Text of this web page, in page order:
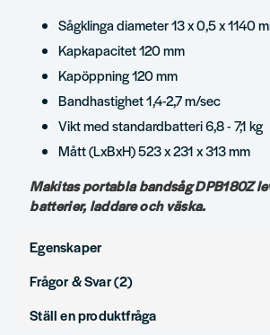
Sågklinga diameter 13 x 0,5 x 1140
Kapkapacitet 120 mm
Kapöppning 120 mm
Bandhastighet 1,4-2,7 m/sec
Vikt med standardbatteri 6,8 - 7,1 kg
Mått (LxBxH) 523 x 231 x 313 mm
Makitas portabla bandsåg DPB180Z
batterier, laddare och väska.
Egenskaper
Varumärke
Produkttyp
Frågor & Svar (2)
Ställ en produktfråga